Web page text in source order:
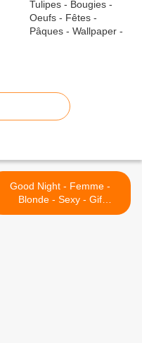
Good Night - Femme -
Blonde - Sexy - Gif
scintillant - Gratuit >